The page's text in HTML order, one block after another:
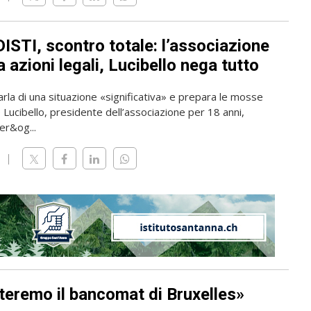
scontro totale: l’associazione
azioni legali, Lucibello nega tutto
di una situazione «significativa» e prepara le mosse
Lucibello, presidente dell’associazione per 18 anni,
il bancomat di Bruxelles»